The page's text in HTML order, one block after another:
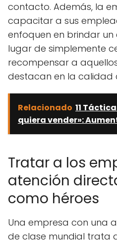
contacto. Además, la
capacitar a sus
enfoquen en brindar un
lugar de simplemente
recompensar a
destacan en la calidad
Relacionado 11
quiera vender»:
Tratar a los
atención
como héroes
Una empresa con una
de clase mundial trata